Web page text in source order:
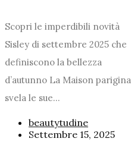
Scopri le imperdibili novità
Sisley di settembre 2025 che
definiscono la bellezza
d’autunno La Maison parigina
svela le sue...
beautytudine
Settembre 15, 2025